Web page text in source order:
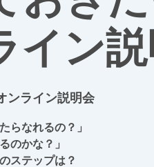
ン説
ンライン説明会
らなれるの？」
のかな？」
ステップは？